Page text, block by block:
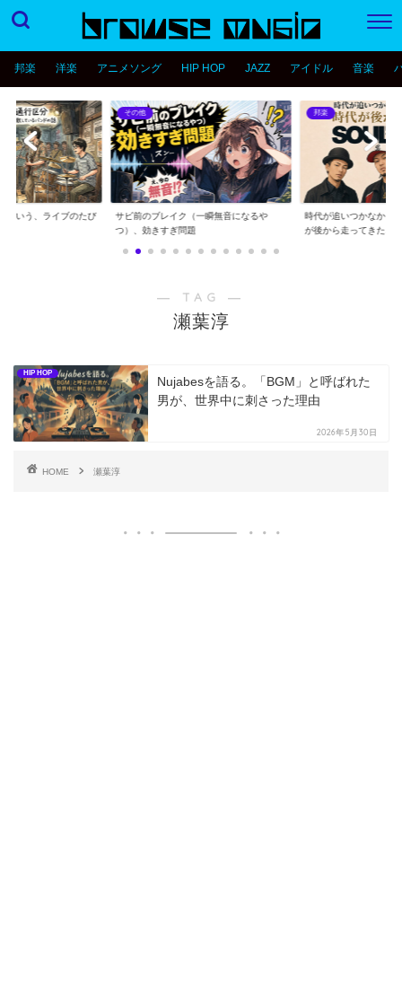
邦楽 洋楽 アニメソング HIP HOP JAZZ アイドル 音楽
という、ライブのたび
その他
サビ前のブレイク（一瞬無音になるや
つ）、効きすぎ問題
邦楽
時代が追いつかなかっ
が後から走ってきた...
― TAG ―
瀬葉淳
HIP HOP
Nujabesを語る。「BGM」と呼ばれた
男が、世界中に刺さった理由
2026年5月30日
HOME 瀬葉淳